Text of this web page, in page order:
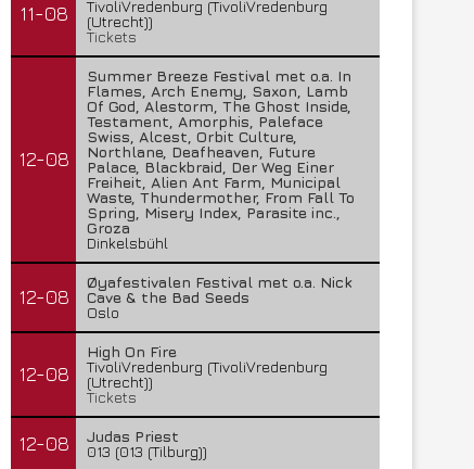
11-08
TivoliVredenburg (TivoliVredenburg
(Utrecht))
Tickets
12-08
Summer Breeze Festival met o.a. In
Flames, Arch Enemy, Saxon, Lamb
Of God, Alestorm, The Ghost Inside,
Testament, Amorphis, Paleface
Swiss, Alcest, Orbit Culture,
Northlane, Deafheaven, Future
Palace, Blackbraid, Der Weg Einer
Freiheit, Alien Ant Farm, Municipal
Waste, Thundermother, From Fall To
Spring, Misery Index, Parasite inc.,
Groza
Dinkelsbühl
12-08
Øyafestivalen Festival met o.a. Nick
Cave & the Bad Seeds
Oslo
12-08
High On Fire
TivoliVredenburg (TivoliVredenburg
(Utrecht))
Tickets
12-08
Judas Priest
013 (013 (Tilburg))